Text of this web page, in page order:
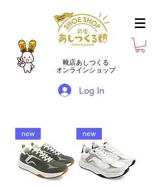
靴店あしつくる
オンラインショップ
Log In
new new